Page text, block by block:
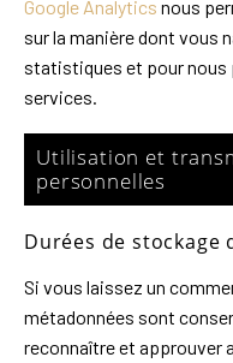
Google Analytics nous
sur la manière dont vous
statistiques et pour
services.
Utilisation et
personnelles
Durées de stockage
Si vous laissez un
métadonnées sont
reconnaître et approuver